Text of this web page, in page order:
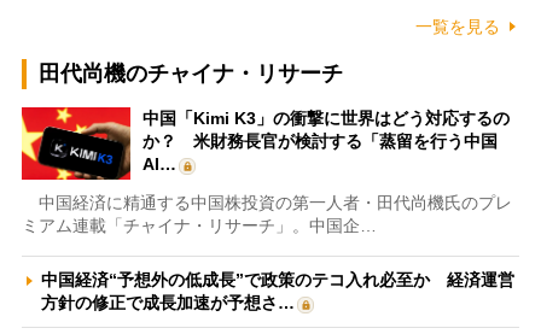
一覧を見る
田代尚機のチャイナ・リサーチ
中国「Kimi K3」の衝撃に世界はどう対応するの
か？ 米財務長官が検討する「蒸留を行う中国
AI…
中国経済に精通する中国株投資の第一人者・田代尚機氏のプレ
ミアム連載「チャイナ・リサーチ」。中国企…
中国経済“予想外の低成長”で政策のテコ入れ必至か 経済運営
方針の修正で成長加速が予想さ…